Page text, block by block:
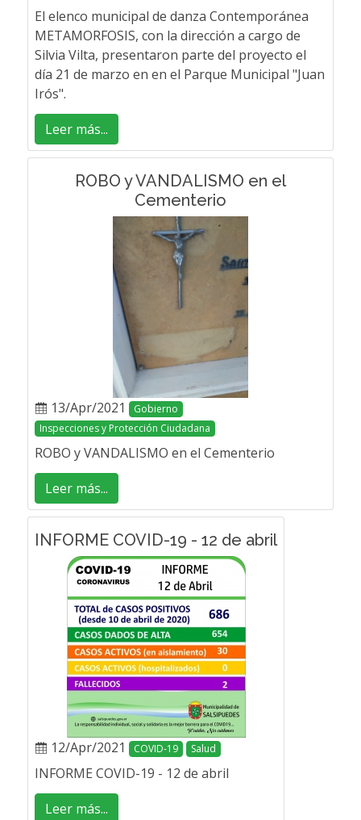
El elenco municipal de danza Contemporánea
METAMORFOSIS, con la dirección a cargo de
Silvia Vilta, presentaron parte del proyecto el
día 21 de marzo en en el Parque Municipal "Juan
Irós".
Leer más...
ROBO y VANDALISMO en el
Cementerio
13/Apr/2021
Gobierno
Inspecciones y Protección Ciudadana
ROBO y VANDALISMO en el Cementerio
Leer más...
INFORME COVID-19 - 12 de abril
12/Apr/2021 COVID-19 Salud
INFORME COVID-19 - 12 de abril
Leer más...